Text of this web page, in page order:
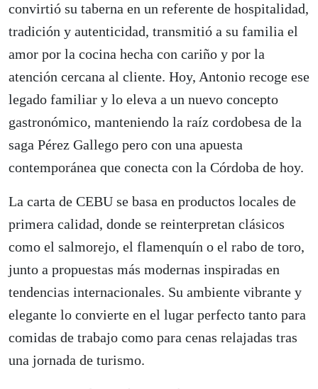
convirtió su taberna en un referente de hospitalidad,
tradición y autenticidad, transmitió a su familia el
amor por la cocina hecha con cariño y por la
atención cercana al cliente. Hoy, Antonio recoge ese
legado familiar y lo eleva a un nuevo concepto
gastronómico, manteniendo la raíz cordobesa de la
saga Pérez Gallego pero con una apuesta
contemporánea que conecta con la Córdoba de hoy.
La carta de CEBU se basa en productos locales de
primera calidad, donde se reinterpretan clásicos
como el salmorejo, el flamenquín o el rabo de toro,
junto a propuestas más modernas inspiradas en
tendencias internacionales. Su ambiente vibrante y
elegante lo convierte en el lugar perfecto tanto para
comidas de trabajo como para cenas relajadas tras
una jornada de turismo.